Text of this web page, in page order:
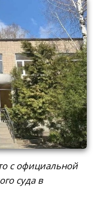
с официальной
суда в